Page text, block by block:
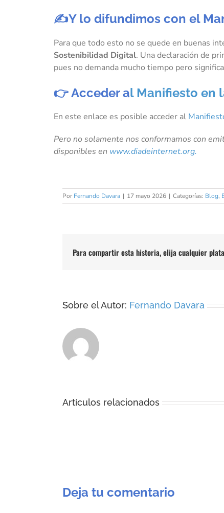
✍️Y lo difundimos con el
Para que todo esto no se quede en buenas
Sostenibilidad Digital. Una declaración de
pues no demanda mucho tiempo pero
👉 Acceder al Manifiesto en
En este enlace es posible acceder al
Pero no solamente nos conformamos con
disponibles en www.diadeinternet.org.
Por Fernando Davara | 17 mayo 2026 | Categorías: Blog,
Para compartir esta historia, elija cualquier
Sobre el Autor: Fernando Davara
Artículos relacionados
Deja tu comentario